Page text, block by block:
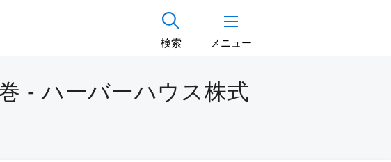
検索 メニュー
- ハーバーハウス株式